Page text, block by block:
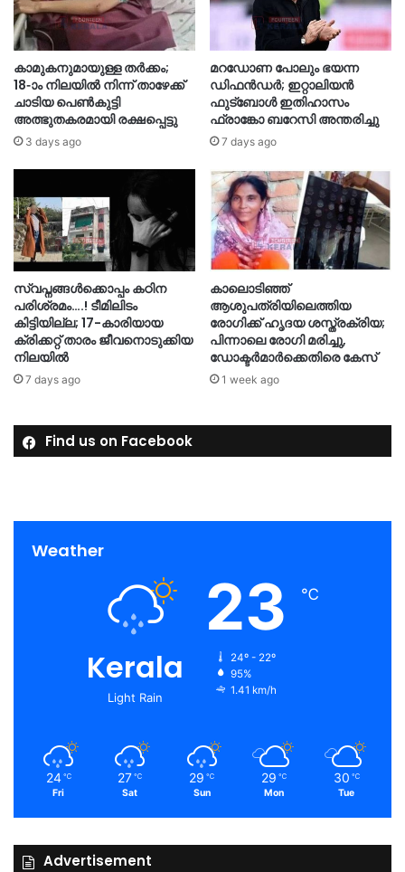
കാമുകനുമായുള്ള തർക്കം;
18-ാം നിലയിൽ നിന്ന് താഴേക്ക്
ചാടിയ പെൺകുട്ടി
അത്ഭുതകരമായി രക്ഷപ്പെട്ടു
3 days ago
മറഡോണ പോലും ഭയന്ന
ഡിഫൻഡർ; ഇറ്റാലിയൻ
ഫുട്ബോൾ ഇതിഹാസം
ഫ്രാങ്കോ ബറേസി അന്തരിച്ചു
7 days ago
സ്വപ്നങ്ങൾക്കൊപ്പം കഠിന
പരിശ്രമം….! ടീമിലിടം
കിട്ടിയില്ല; 17-കാരിയായ
ക്രിക്കറ്റ് താരം ജീവനൊടുക്കിയ
നിലയിൽ
7 days ago
കാലൊടിഞ്ഞ്
ആശുപത്രിയിലെത്തിയ
രോഗിക്ക് ഹൃദയ ശസ്ത്രക്രിയ;
പിന്നാലെ രോഗി മരിച്ചു,
ഡോക്ടർമാർക്കെതിരെ കേസ്
1 week ago
Find us on Facebook
Weather
Kerala
Light Rain
23 ℃
24º - 22º
95%
1.41 km/h
24 ℃
Fri
27 ℃
Sat
29 ℃
Sun
29 ℃
Mon
30 ℃
Tue
Advertisement